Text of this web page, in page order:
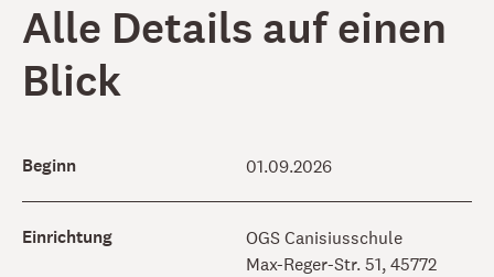
Alle Details auf einen
Blick
Beginn 01.09.2026
Einrichtung
OGS Canisiusschule
Max-Reger-Str. 51, 45772